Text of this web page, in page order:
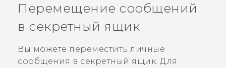
VIVERSE
ПОДДЕРЖКА
Перемещение сообщений
в секретный ящик
Вы можете переместить личные
сообщения в секретный ящик. Для